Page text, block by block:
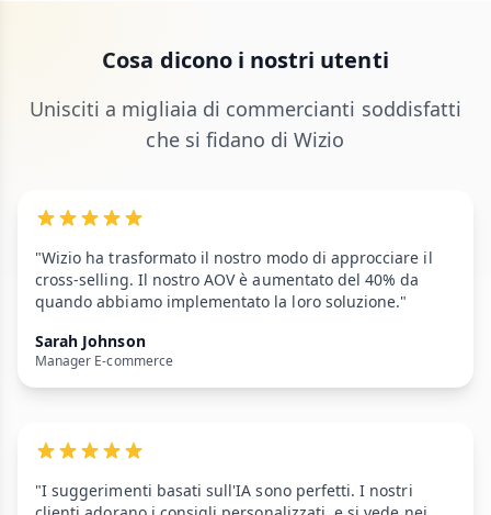
Cosa dicono i nostri utenti
Unisciti a migliaia di commercianti soddisfatti
che si fidano di Wizio
"Wizio ha trasformato il nostro modo di approcciare il
cross-selling. Il nostro AOV è aumentato del 40% da
quando abbiamo implementato la loro soluzione."
Sarah Johnson
Manager E-commerce
"I suggerimenti basati sull'IA sono perfetti. I nostri